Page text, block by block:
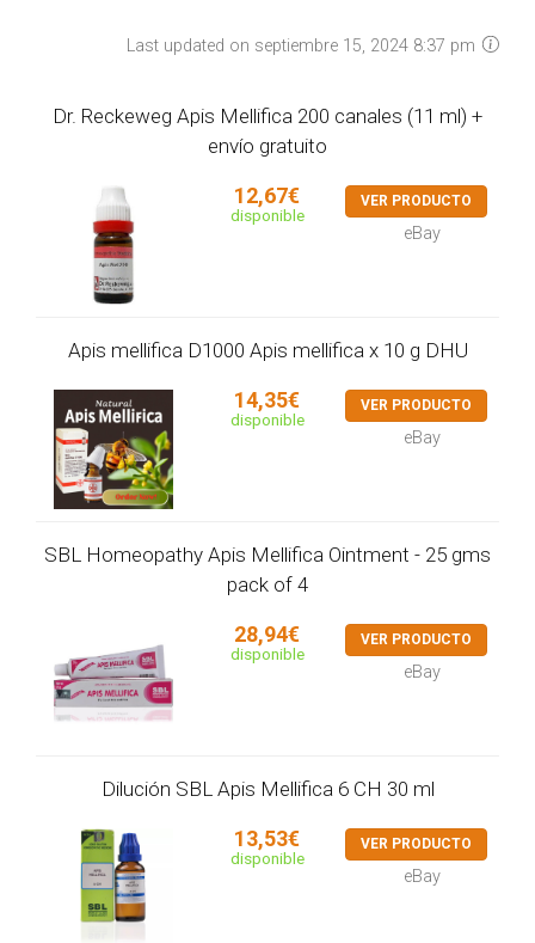
Last updated on septiembre 15, 2024 8:37 pm
Dr. Reckeweg Apis Mellifica 200 canales (11 ml) +
envío gratuito
12,67€
disponible
VER PRODUCTO
eBay
Apis mellifica D1000 Apis mellifica x 10 g DHU
14,35€
disponible
VER PRODUCTO
eBay
SBL Homeopathy Apis Mellifica Ointment - 25 gms
pack of 4
28,94€
disponible
VER PRODUCTO
eBay
Dilución SBL Apis Mellifica 6 CH 30 ml
13,53€
disponible
VER PRODUCTO
eBay